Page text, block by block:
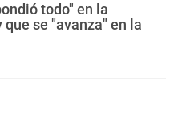
todo" en la
se "avanza" en la